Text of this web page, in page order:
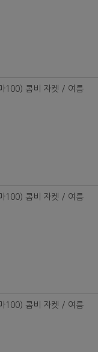
100) 콤비 자켓 / 여름
100) 콤비 자켓 / 여름
100) 콤비 자켓 / 여름